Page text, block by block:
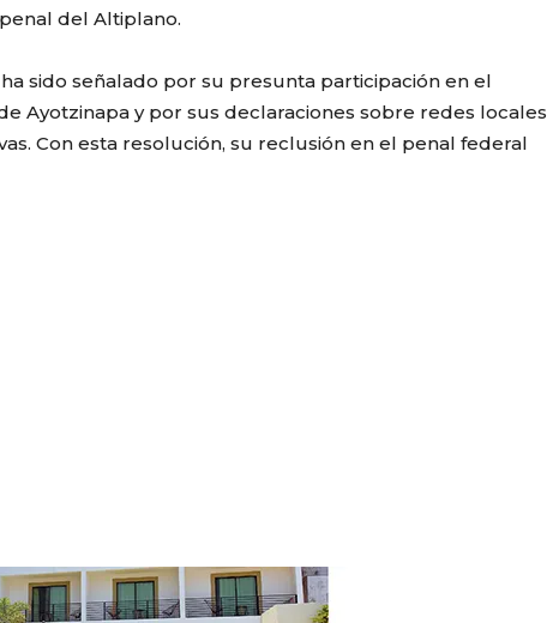
del Altiplano.
sido señalado por su presunta participación en el
Ayotzinapa y por sus declaraciones sobre redes locales
Con esta resolución, su reclusión en el penal federal